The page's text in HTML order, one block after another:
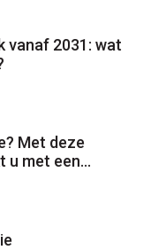
vanaf 2031: wat
Met deze
u met een